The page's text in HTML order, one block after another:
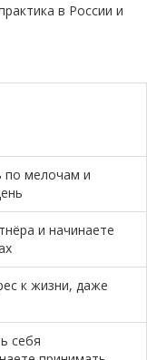
в России и
по мелочам и
и начинаете
к жизни, даже
себя